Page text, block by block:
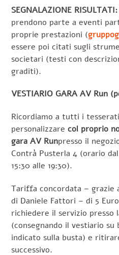
SEGNALAZIONE RISULTATI:
prendono parte a eventi
proprie prestazioni (
essere poi citati sugli
societari (testi con
graditi).
VESTIARIO GARA AV Run
Ricordiamo a tutti i
personalizzarecol proprio
gara AV Runpresso il
Contrà Pusterla 4 (orario
15:30 alle 19:30).
Tariffa concordata – grazie
di Daniele Fattori – di 5
richiedere il servizio presso
(consegnando il vestiario
indicato sulla busta) e
successivo.